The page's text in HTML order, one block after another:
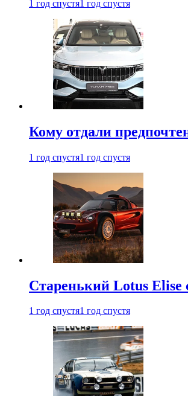
1 год спустя1 год спустя
Кому отдали
1 год спустя1 год спустя
Старенький Lotus Elise
1 год спустя1 год спустя